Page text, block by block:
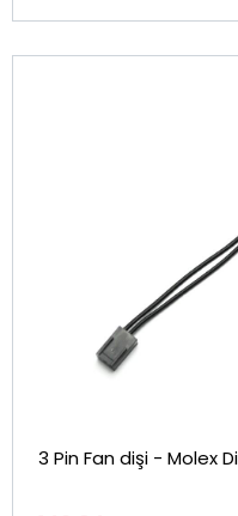
3 Pin Fan dişi - Molex